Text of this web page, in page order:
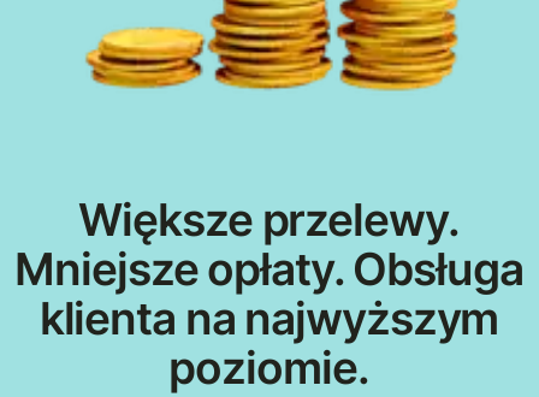
Większe przelewy.
Mniejsze opłaty. Obsługa
klienta na najwyższym
poziomie.